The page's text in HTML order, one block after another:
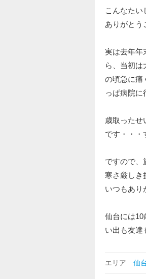
こんなたい
ありがとう
実は去年年
ら、当初は
の頃急に痛
っぱ病院に
歳取ったせ
です・・・
ですので、
寒さ厳しき
いつもあり
仙台には10
い出も友
エリア 仙